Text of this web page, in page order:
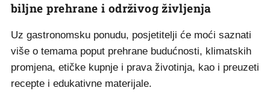
biljne prehrane i održivog življenja
Uz gastronomsku ponudu, posjetitelji će moći saznati
više o temama poput prehrane budućnosti, klimatskih
promjena, etičke kupnje i prava životinja, kao i preuzeti
recepte i edukativne materijale.